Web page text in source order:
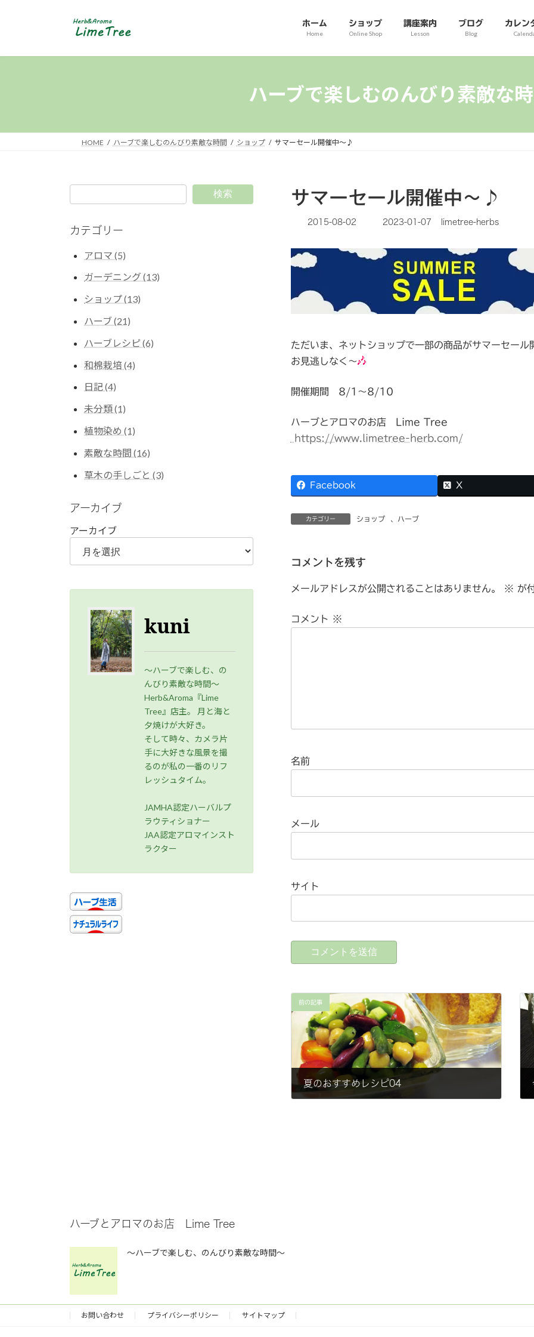
プ
動
ホーム
Home
ショップ
Online Shop
講座案内
Lesson
ブログ
Blog
カレン
ハーブで楽しむのんびり素敵な
HOME ハーブで楽しむのんびり素敵な時間 ショップ サマーセール開催中～♪
サマーセール開催中～♪
2015-08-02
最
新
2023-01-07 limetree-herbs
ただいま、ネットショップで一部の商品がサマーセール
お見逃しなく～
開催期間 8/1～8/10
ハーブとアロマのお店 Lime Tree
https://www.limetree-herb.com/
Facebook X
カテゴリー ショップ 、 ハーブ
コメントを残す
メールアドレスが公開されることはありません。 ※ が
コメント ※
名前
メール
サイト
前の記事
夏のおすすめレシピ04
検索
カテゴリー
アロマ (5)
ガーデニング (13)
ショップ (13)
ハーブ (21)
ハーブレシピ (6)
和棉栽培 (4)
日記 (4)
未分類 (1)
植物染め (1)
素敵な時間 (16)
草木の手しごと (3)
アーカイブ
アーカイブ
kuni
～ハーブで楽しむ、の
んびり素敵な時間～
Herb&Aroma『Lime
Tree』店主。 月と海と
夕焼けが大好き。
そして時々、カメラ片
手に大好きな風景を撮
るのが私の一番のリフ
レッシュタイム。
JAMHA認定ハーバルプ
ラウティショナー
JAA認定アロマインスト
ラクター
ハーブとアロマのお店 Lime Tree
～ハーブで楽しむ、のんびり素敵な時間～
お問い合わせ プライバシーポリシー サイトマップ